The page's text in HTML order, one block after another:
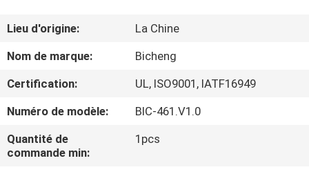
VIDÉOS
À
PROPOS
DE
Lieu d'origine:
La Chine
Nom de marque:
Bicheng
Certification:
UL, ISO9001, IATF16949
Numéro de modèle:
BIC-461.V1.0
Quantité de
commande min:
1pcs